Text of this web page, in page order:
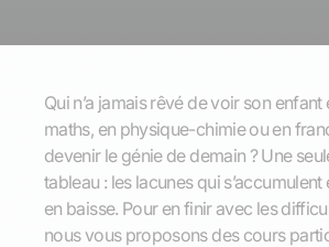
Qui n’a jamais rêvé de voir son
maths, en physique-chimie ou en
devenir le génie de demain ? Une
tableau : les lacunes qui s’accumulent
en baisse. Pour en finir avec les
nous vous proposons des cours